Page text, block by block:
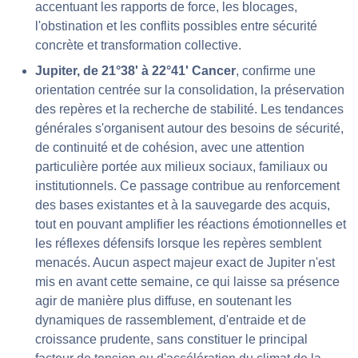
accentuant les rapports de force, les blocages,
l'obstination et les conflits possibles entre sécurité
concrète et transformation collective.
Jupiter, de 21°38' à 22°41' Cancer, confirme une
orientation centrée sur la consolidation, la préservation
des repères et la recherche de stabilité. Les tendances
générales s'organisent autour des besoins de sécurité,
de continuité et de cohésion, avec une attention
particulière portée aux milieux sociaux, familiaux ou
institutionnels. Ce passage contribue au renforcement
des bases existantes et à la sauvegarde des acquis,
tout en pouvant amplifier les réactions émotionnelles et
les réflexes défensifs lorsque les repères semblent
menacés. Aucun aspect majeur exact de Jupiter n'est
mis en avant cette semaine, ce qui laisse sa présence
agir de manière plus diffuse, en soutenant les
dynamiques de rassemblement, d'entraide et de
croissance prudente, sans constituer le principal